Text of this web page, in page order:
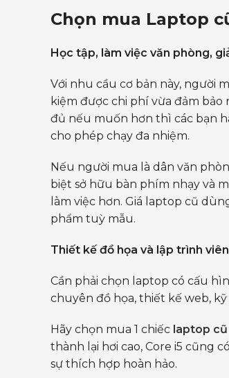
Chọn mua Laptop
Học tập, làm việc văn phòng,
Với nhu cầu cơ bản này, người
kiệm được chi phí vừa đảm
đủ nếu muốn hơn thì các bạn
cho phép chạy đa nhiệm.
Nếu người mua là dân văn
biệt sở hữu bàn phím nhạy và
làm việc hơn. Giá laptop cũ
phẩm tuỳ mẫu.
Thiết kế đồ họa và lập trình viên
Cần phải chọn laptop có cấu
chuyên đồ họa, thiết kế web,
Hãy chọn mua 1 chiếc laptop cũ
thành lại hơi cao, Core i5 cũng
sự thích hợp hoàn hảo.